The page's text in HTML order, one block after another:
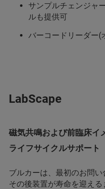
サンプルチェンジャ
ルも提供可
バーコードリーダー(
LabScape
磁気共鳴および前臨床イ
ライフサイクルサポート
ブルカーは、最初のお問い
その後装置が寿命を迎え